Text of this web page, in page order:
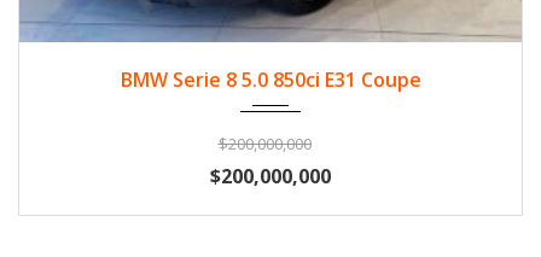
BMW Serie 8 5.0 850ci E31 Coupe
$200,000,000
$200,000,000